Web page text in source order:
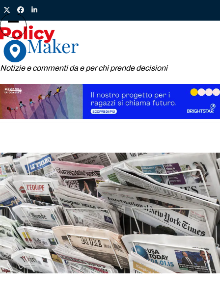
Skip
to
content
TwitterFacebook
LinkedIn
Notizie e commenti da e per chi prende decisioni
Open
mobile
menu
Close
mobile
menu